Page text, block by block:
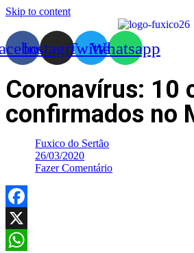
Skip to content
InstagramTwitterWhatsapp
Coronavírus: 10
confirmados no
Fuxico do Sertão
26/03/2020
Fazer Comentário
Facebook
X